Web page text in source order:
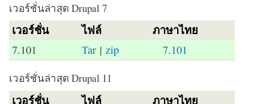
เวอร์ชั่นล่าสุด Drupal 7
เวอร์ชั่น ไฟล์ ภาษาไทย
7.101 Tar |zip 7.101
เวอร์ชั่นล่าสุด Drupal 11
เวอร์ชั่น ไฟล์ ภาษาไทย